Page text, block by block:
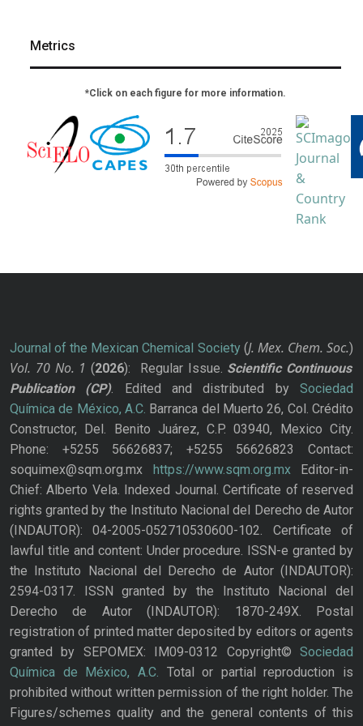
Metrics
*Click on each figure for more information.
Journal of the Mexican Chemical Society(J. Mex. Chem. Soc.)
Vol. 70 No. 1 (2026): Regular Issue. Scientific Continuous
Publication
(CP). Edited and distributed bySociedad
Química de México, A.C. Barranca del Muerto 26, Col. Crédito
Constructor, Del. Benito Juárez, C.P. 03940, Mexico City.
Phone: +5255 56626837; +5255 56626823 Contact:
soquimex@sqm.org.mx
https://www.sqm.org.mxEditor-in-
Chief: Alberto Vela. Indexed Journal. Certificate of reserved
rights granted by the Instituto Nacional del Derecho de Autor
(INDAUTOR): 04-2005-052710530600-102. Certificate of
lawful title and content: Under procedure. ISSN-e granted by
the Instituto Nacional del Derecho de Autor (INDAUTOR):
2594-0317. ISSN granted by the Instituto Nacional del
Derecho de Autor (INDAUTOR): 1870-249X. Postal
registration of printed matter deposited by editors or agents
granted by SEPOMEX: IM09-0312 Copyright© Sociedad
Química de México, A.C. Total or partial reproduction is
prohibited without written permission of the right holder. The
Figures/schemes quality and the general contents of this